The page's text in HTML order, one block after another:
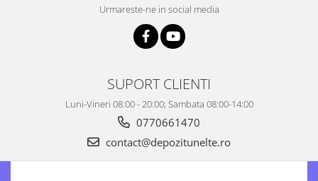
Urmareste-ne in social media
SUPORT CLIENTI
Luni-Vineri 08:00 - 20:00; Sambata 08:00-14:00
0770661470
contact@depozitunelte.ro